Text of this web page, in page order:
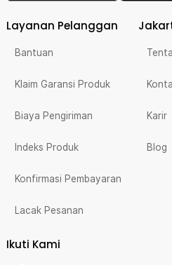
Layanan Pelanggan
Bantuan
Klaim Garansi Produk
Biaya Pengiriman
Indeks Produk
Konfirmasi Pembayaran
Lacak Pesanan
Karir
Blog
Ikuti Kami